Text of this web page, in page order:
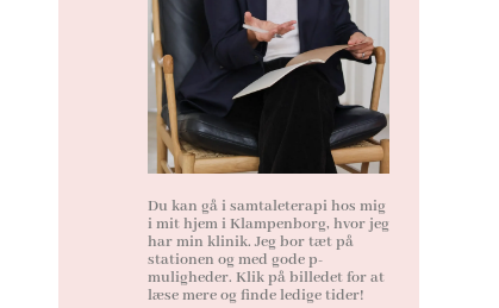
Du kan gå i samtaleterapi hos mig
i mit hjem i Klampenborg, hvor jeg
har min klinik. Jeg bor tæt på
stationen og med gode p-
muligheder. Klik på billedet for at
læse mere og finde ledige tider!